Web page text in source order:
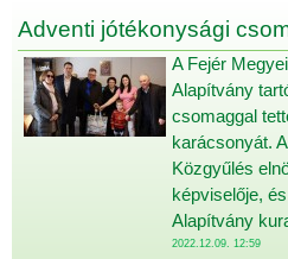
Adventi jótékonysági
A Fejér
Alapítvány
csomaggal
karácsonyát.
Közgyűlés
képviselője,
Alapítvány
2022.12.09. 12:59